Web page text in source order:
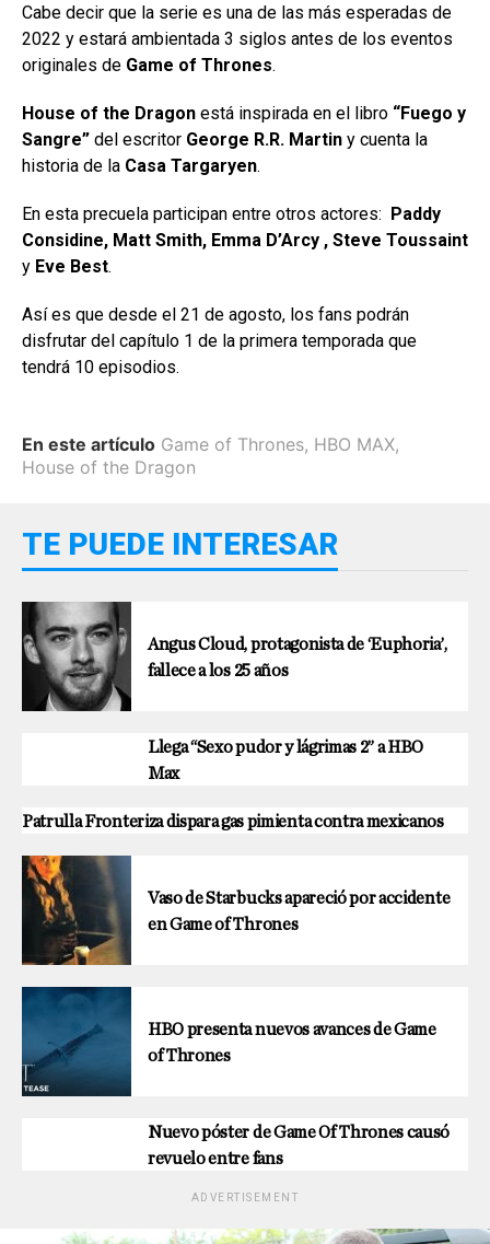
Cabe decir que la serie es una de las más esperadas de
2022 y estará ambientada 3 siglos antes de los eventos
originales de Game of Thrones.
House of the Dragon está inspirada en el libro “Fuego y
Sangre” del escritor George R.R. Martin y cuenta la
historia de la Casa Targaryen.
En esta precuela participan entre otros actores: Paddy
Considine, Matt Smith, Emma D’Arcy , Steve Toussaint
y Eve Best.
Así es que desde el 21 de agosto, los fans podrán
disfrutar del capítulo 1 de la primera temporada que
tendrá 10 episodios.
En este artículo Game of Thrones, HBO MAX,
House of the Dragon
TE PUEDE INTERESAR
Angus Cloud, protagonista de ‘Euphoria’,
fallece a los 25 años
Llega “Sexo pudor y lágrimas 2” a HBO
Max
Patrulla Fronteriza dispara gas pimienta contra mexicanos
Vaso de Starbucks apareció por accidente
en Game of Thrones
HBO presenta nuevos avances de Game
of Thrones
Nuevo póster de Game Of Thrones causó
revuelo entre fans
ADVERTISEMENT